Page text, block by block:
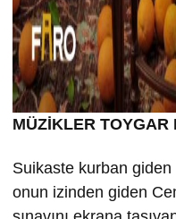
MÜZİKLER TOYGAR
Suikaste kurban giden
onun izinden giden